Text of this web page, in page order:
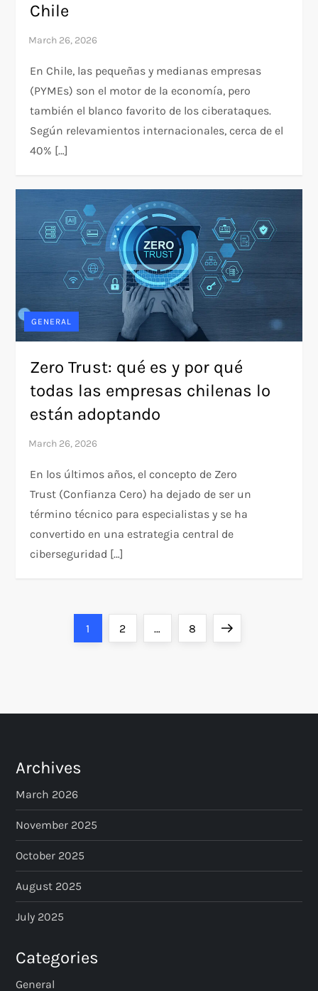
Chile
En Chile, las pequeñas y medianas empresas
(PYMEs) son el motor de la economía, pero
también el blanco favorito de los ciberataques.
Según relevamientos internacionales, cerca de el
40% […]
GENERAL
Zero Trust: qué es y por qué
todas las empresas chilenas lo
están adoptando
En los últimos años, el concepto de Zero
Trust (Confianza Cero) ha dejado de ser un
término técnico para especialistas y se ha
convertido en una estrategia central de
ciberseguridad […]
s
p
a
g
i
n
a
Page
1 Page
2 … Page
8 Next
Archives
March 2026
November 2025
October 2025
August 2025
July 2025
Categories
General